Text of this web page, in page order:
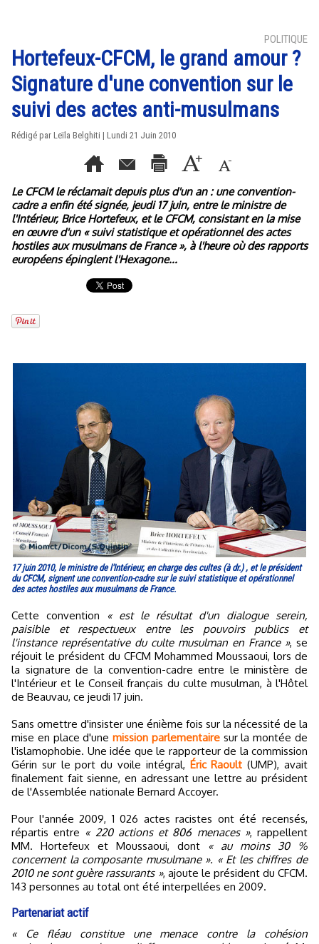
POLITIQUE
Hortefeux-CFCM, le grand amour ?
Signature d'une convention sur le
suivi des actes anti-musulmans
Rédigé par Leïla Belghiti | Lundi 21 Juin 2010
Le CFCM le réclamait depuis plus d'un an : une convention-
cadre a enfin été signée, jeudi 17 juin, entre le ministre de
l'Intérieur, Brice Hortefeux, et le CFCM, consistant en la mise
en œuvre d'un « suivi statistique et opérationnel des actes
hostiles aux musulmans de France », à l'heure où des rapports
européens épinglent l'Hexagone...
17 juin 2010, le ministre de l'Intérieur, en charge des cultes (à dr.) , et le président
du CFCM, signent une convention-cadre sur le suivi statistique et opérationnel
des actes hostiles aux musulmans de France.
Cette convention
« est le résultat d'un dialogue serein,
paisible et respectueux entre les pouvoirs publics et
l'instance représentative du culte musulman en France », se
réjouit le président du CFCM Mohammed Moussaoui, lors de
la signature de la convention-cadre entre le ministère de
l'Intérieur et le Conseil français du culte musulman, à l'Hôtel
de Beauvau, ce jeudi 17 juin.
Sans omettre d'insister une énième fois sur la nécessité de la
mise en place d'une mission parlementairesur la montée de
l'islamophobie. Une idée que le rapporteur de la commission
Gérin sur le port du voile intégral, Éric Raoult(UMP), avait
finalement fait sienne, en adressant une lettre au président
de l'Assemblée nationale Bernard Accoyer.
Pour l'année 2009, 1 026 actes racistes ont été recensés,
répartis entre « 220 actions et 806 menaces », rappellent
MM. Hortefeux et Moussaoui, dont
« au moins 30 %
concernent la composante musulmane ». « Et les chiffres de
2010 ne sont guère rassurants », ajoute le président du CFCM.
143 personnes au total ont été interpellées en 2009.
Partenariat actif
« Ce fléau constitue une menace contre la cohésion